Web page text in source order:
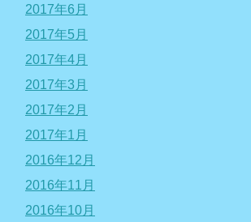
2017年6月
2017年5月
2017年4月
2017年3月
2017年2月
2017年1月
2016年12月
2016年11月
2016年10月